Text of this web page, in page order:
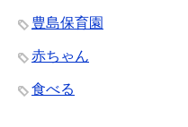
豊島保育園
赤ちゃん
食べる